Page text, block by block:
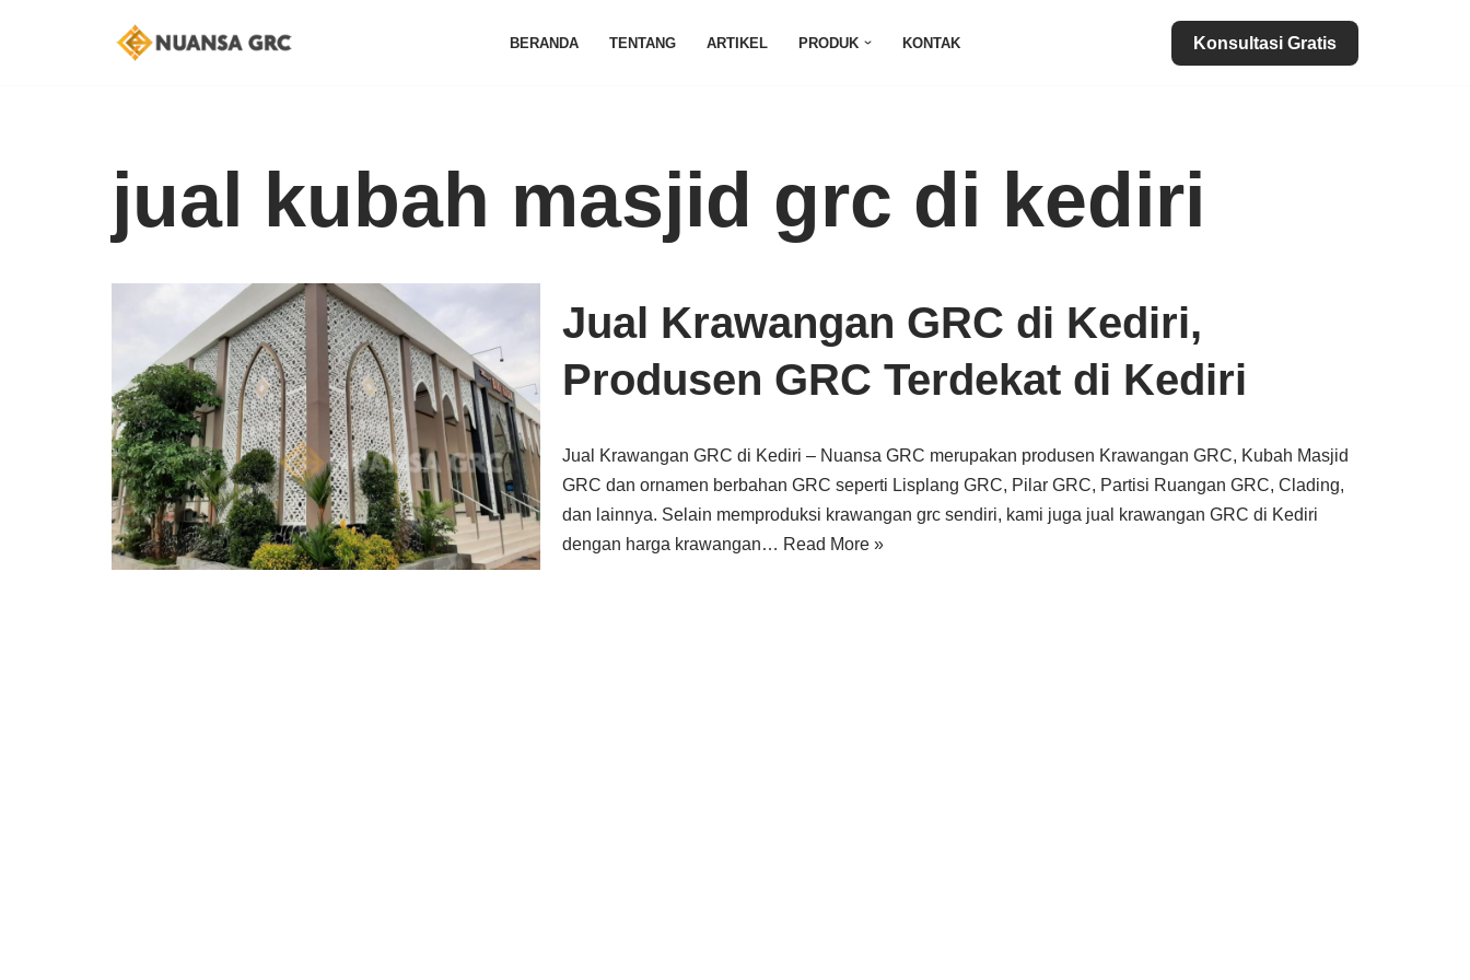
BERANDA TENTANG ARTIKEL PRODUK KONTAK Konsultasi Gratis
jual kubah masjid grc di kediri
Jual Krawangan GRC di Kediri,
Produsen GRC Terdekat di Kediri
Jual Krawangan GRC di Kediri – Nuansa GRC merupakan produsen Krawangan GRC, Kubah Masjid
GRC dan ornamen berbahan GRC seperti Lisplang GRC, Pilar GRC, Partisi Ruangan GRC, Clading,
dan lainnya. Selain memproduksi krawangan grc sendiri, kami juga jual krawangan GRC di Kediri
dengan harga krawangan… Read More »